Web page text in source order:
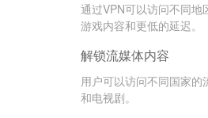
通过VPN可以访问不同地
游戏内容和更低的延迟。
解锁流媒体内容
用户可以访问不同国家的
和电视剧。